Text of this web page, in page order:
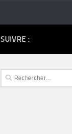
SUIVRE :
Rechercher :